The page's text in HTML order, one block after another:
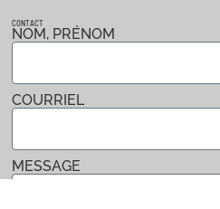
CONTACT
NOM, PRÉNOM
COURRIEL
MESSAGE